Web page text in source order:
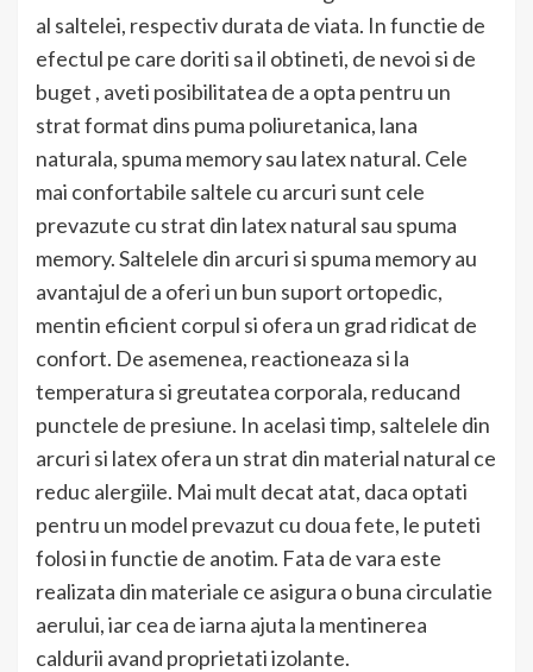
al saltelei, respectiv durata de viata. In functie de
efectul pe care doriti sa il obtineti, de nevoi si de
buget , aveti posibilitatea de a opta pentru un
strat format dins puma poliuretanica, lana
naturala, spuma memory sau latex natural. Cele
mai confortabile saltele cu arcuri sunt cele
prevazute cu strat din latex natural sau spuma
memory. Saltelele din arcuri si spuma memory au
avantajul de a oferi un bun suport ortopedic,
mentin eficient corpul si ofera un grad ridicat de
confort. De asemenea, reactioneaza si la
temperatura si greutatea corporala, reducand
punctele de presiune. In acelasi timp, saltelele din
arcuri si latex ofera un strat din material natural ce
reduc alergiile. Mai mult decat atat, daca optati
pentru un model prevazut cu doua fete, le puteti
folosi in functie de anotim. Fata de vara este
realizata din materiale ce asigura o buna circulatie
aerului, iar cea de iarna ajuta la mentinerea
caldurii avand proprietati izolante.